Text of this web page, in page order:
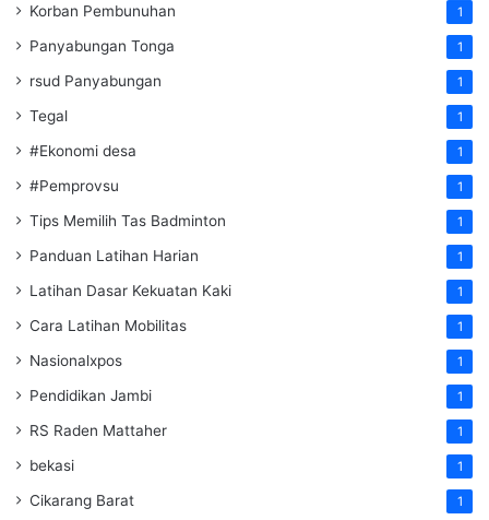
Korban Pembunuhan 1
Panyabungan Tonga 1
rsud Panyabungan 1
Tegal 1
#Ekonomi desa 1
#Pemprovsu 1
Tips Memilih Tas Badminton 1
Panduan Latihan Harian 1
Latihan Dasar Kekuatan Kaki 1
Cara Latihan Mobilitas 1
Nasionalxpos 1
Pendidikan Jambi 1
RS Raden Mattaher 1
bekasi 1
Cikarang Barat 1